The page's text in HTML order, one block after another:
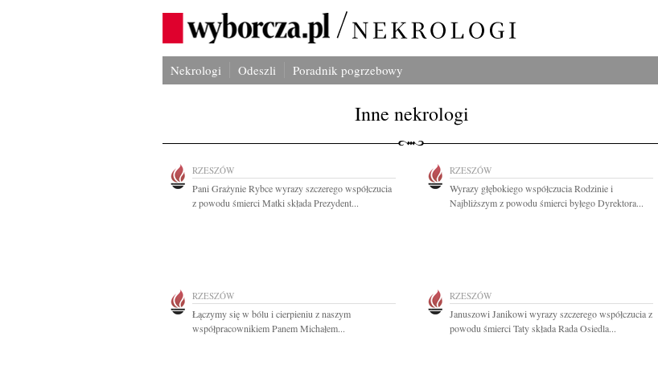
Nekrologi Odeszli Poradnik pogrzebowy
Inne nekrologi
RZESZÓW
Pani Grażynie Rybce wyrazy szczerego współczucia
z powodu śmierci Matki składa Prezydent...
RZESZÓW
Wyrazy głębokiego współczucia Rodzinie i
Najbliższym z powodu śmierci byłego Dyrektora...
RZESZÓW
Łączymy się w bólu i cierpieniu z naszym
współpracownikiem Panem Michałem...
RZESZÓW
Januszowi Janikowi wyrazy szczerego współczucia z
powodu śmierci Taty składa Rada Osiedla...